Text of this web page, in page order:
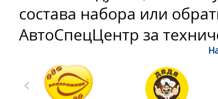
состава набора или
АвтоСпецЦентр за